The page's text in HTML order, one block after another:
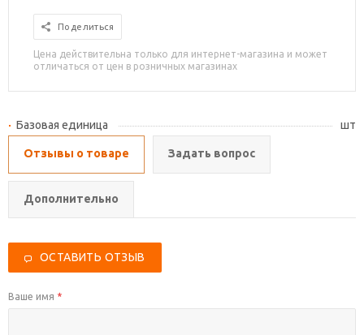
Поделиться
Цена действительна только для интернет-магазина и может
отличаться от цен в розничных магазинах
Базовая единица шт
Отзывы о товаре Задать вопрос
Дополнительно
ОСТАВИТЬ ОТЗЫВ
Ваше имя *